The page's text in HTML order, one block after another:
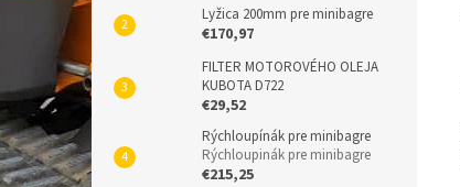
Lyžica 200mm pre minibagre
€170,97
FILTER MOTOROVÉHO OLEJA
KUBOTA D722
€29,52
Rýchloupínák pre minibagre
Rýchloupinák pre minibagre
€215,25